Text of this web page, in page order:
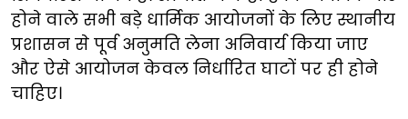
होने वाले सभी बड़े धार्मिक आयोजनों के लिए स्थानीय
प्रशासन से पूर्व अनुमति लेना अनिवार्य किया जाए
और ऐसे आयोजन केवल निर्धारित घाटों पर ही होने
चाहिए।